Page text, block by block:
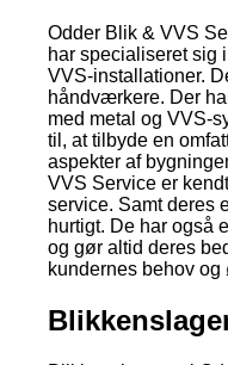
Odder Blik & VVS
har specialiseret sig
VVS-installationer.
håndværkere. Der
med metal og VVS-
til, at tilbyde en
aspekter af
VVS Service er
service. Samt deres
hurtigt. De har også
og gør altid deres
kundernes behov og